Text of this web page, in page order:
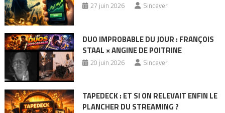
27 juin 2026 Sincever
DUO IMPROBABLE DU JOUR : FRANÇOIS
STAAL × ANGINE DE POITRINE
20 juin 2026 Sincever
TAPEDECK : ET SI ON RELEVAIT ENFIN LE
PLANCHER DU STREAMING ?